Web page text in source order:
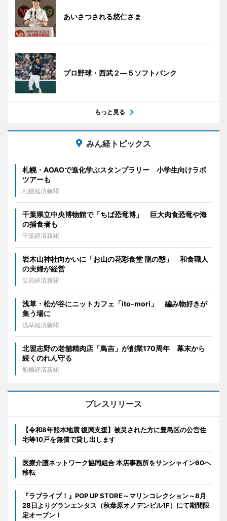
あいさつされる悠仁さま
プロ野球・西武２―５ソフトバンク
もっと見る
みん経トピックス
札幌・AOAOで進化学ぶスタンプラリー 小学生向けラボ
ツアーも
札幌経済新聞
千葉県立中央博物館で「ちば恐竜博」 巨大肉食恐竜や海
の捕食者も
千葉経済新聞
岩木山神社向かいに「お山の花彩食堂 龍の憩」 和食職人
の夫婦が経営
弘前経済新聞
浅草・松が谷にニットカフェ「ito-mori」 編み物好きが
集う場に
浅草経済新聞
北習志野の老舗精肉店「鳥吉」が創業170周年 幕末から
続くのれん守る
船橋経済新聞
プレスリリース
【令和8年熊本地震 復興支援】被災された方に豊島区の公営住
宅等10戸を無償で貸し出します
医療介護ネットワーク協同組合 本店事務所をサンシャイン60へ
移転
『ラブライブ！』POP UP STORE～マリンコレクション～8月
28日よりグランエンタス（秋葉原オノデンビル1F）にて期間限
定オープン！